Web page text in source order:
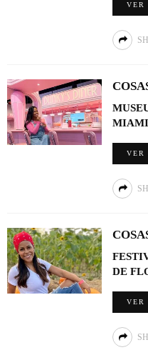
VER
MIAMI
VER
DE
VER